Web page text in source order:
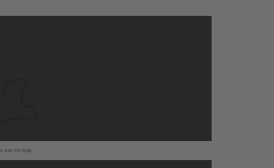
use the map.